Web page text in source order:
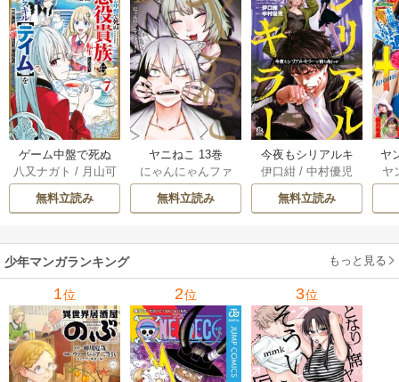
ゲーム中盤で死ぬ
悪役貴族に転生し
たので、外れスキ
ル【テイム】を駆
してみた 7巻
八又ナガト / 月山可
也
無料立読み
ヤニねこ 13巻
にゃんにゃんファ
クトリー
無料立読み
今夜もシリアルキ
ラーと待ち合わせ 5
巻
伊口紺 /中村優児
無料立読み
ヤ
ヤ
少年マンガランキング もっと見る
1位 2位 3位